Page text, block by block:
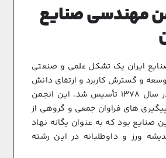
مهندسی صنایع
ایران یک تشکل علمی و صنعتی
و گسترش کاربرد و ارتقای دانش
مهندسی صنایع در سال ۱۳۷۸ تأسیس شد. این انجمن
های فراوان جمعی و گروهی از
صنایع بود که به عنوان یگانه نهاد
ورز و داوطلبانه در این رشته